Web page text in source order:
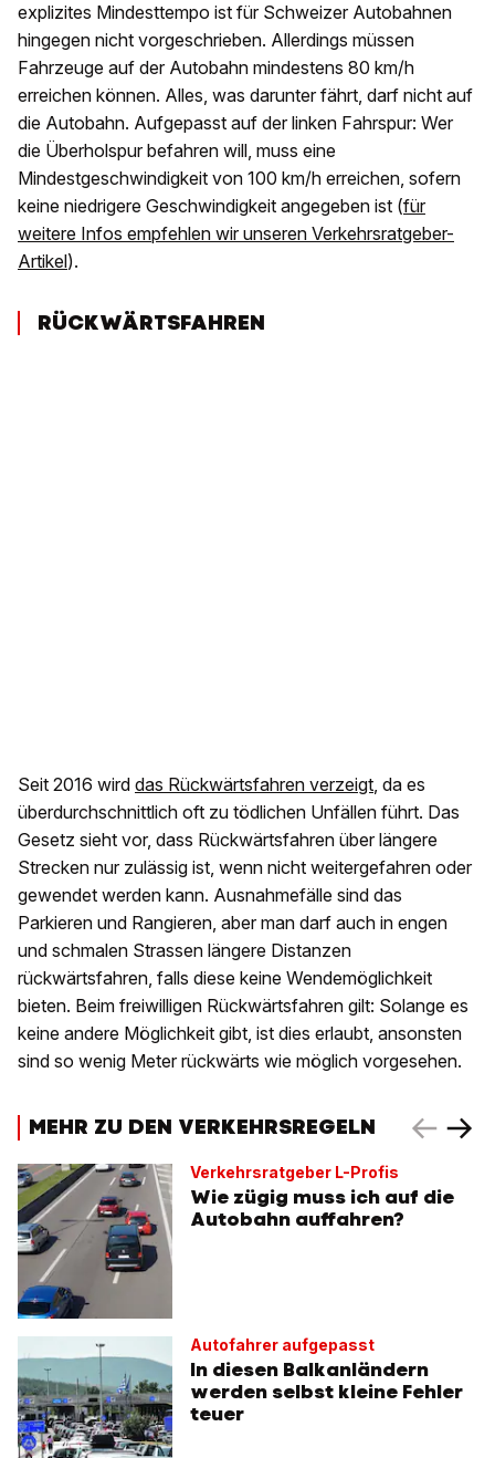
explizites Mindesttempo ist für Schweizer Autobahnen
hingegen nicht vorgeschrieben. Allerdings müssen
Fahrzeuge auf der Autobahn mindestens 80 km/h
erreichen können. Alles, was darunter fährt, darf nicht auf
die Autobahn. Aufgepasst auf der linken Fahrspur: Wer
die Überholspur befahren will, muss eine
Mindestgeschwindigkeit von 100 km/h erreichen, sofern
keine niedrigere Geschwindigkeit angegeben ist (für
weitere Infos empfehlen wir unseren Verkehrsratgeber-
Artikel).
RÜCKWÄRTSFAHREN
Seit 2016 wird das Rückwärtsfahren verzeigt , da es
überdurchschnittlich oft zu tödlichen Unfällen führt. Das
Gesetz sieht vor, dass Rückwärtsfahren über längere
Strecken nur zulässig ist, wenn nicht weitergefahren oder
gewendet werden kann. Ausnahmefälle sind das
Parkieren und Rangieren, aber man darf auch in engen
und schmalen Strassen längere Distanzen
rückwärtsfahren, falls diese keine Wendemöglichkeit
bieten. Beim freiwilligen Rückwärtsfahren gilt: Solange es
keine andere Möglichkeit gibt, ist dies erlaubt, ansonsten
sind so wenig Meter rückwärts wie möglich vorgesehen.
MEHR ZU DEN VERKEHRSREGELN
Verkehrsratgeber L-Profis
Wie zügig muss ich auf die
Autobahn auffahren?
Autofahrer aufgepasst
In diesen Balkanländern
werden selbst kleine Fehler
teuer